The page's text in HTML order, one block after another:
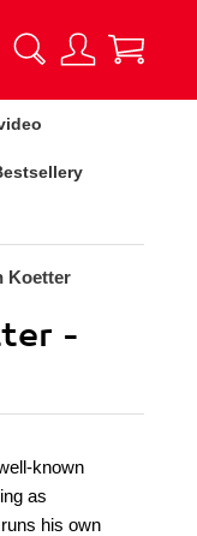
Koetter
-
known
as
his own